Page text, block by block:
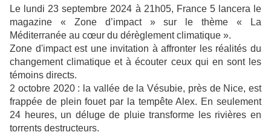
Le lundi 23 septembre 2024 à 21h05, France 5 lancera le
magazine « Zone d’impact » sur le thème « La
Méditerranée au cœur du dérèglement climatique ».
Zone d'impact est une invitation à affronter les réalités du
changement climatique et à écouter ceux qui en sont les
témoins directs.
2 octobre 2020 : la vallée de la Vésubie, près de Nice, est
frappée de plein fouet par la tempête Alex. En seulement
24 heures, un déluge de pluie transforme les rivières en
torrents destructeurs.